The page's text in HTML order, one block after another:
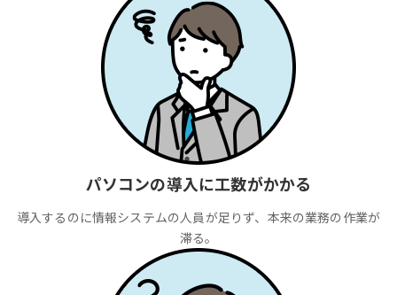
パソコンの導入に工数がかかる
導入するのに情報システムの人員が足りず、本来の業務の作業が
滞る。